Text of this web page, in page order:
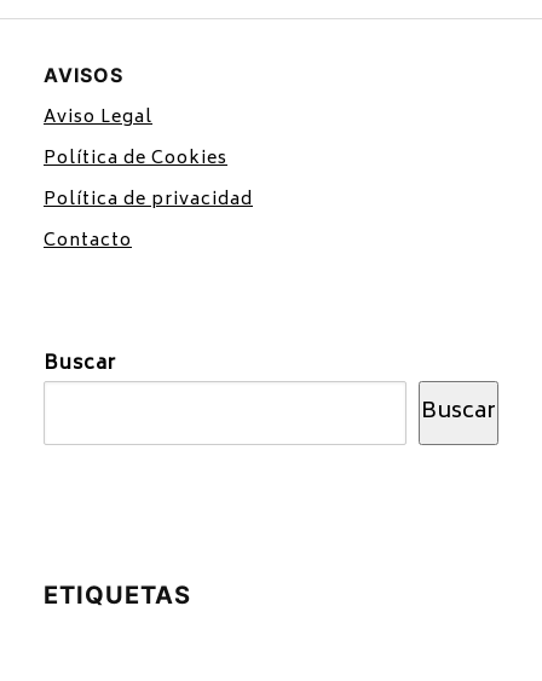
AVISOS
Aviso Legal
Política de Cookies
Política de privacidad
Contacto
Buscar
Buscar
ETIQUETAS